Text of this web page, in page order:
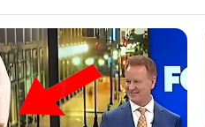
të gjithë